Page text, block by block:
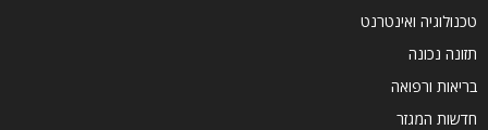
טכנולוגיה ואינטרנט
תזונה נכונה
בריאות ורפואה
חדשות המגזר